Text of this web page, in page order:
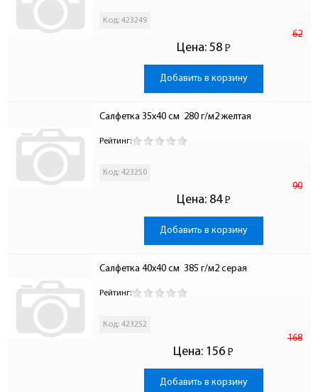
Код: 423249
Цена:
62
58 Р
-
Добавить в корзину
Салфетка 35х40 см  280 г/м2 желтая
Рейтинг:
Код: 423250
Цена:
90
84 Р
-
Добавить в корзину
Салфетка 40х40 см  385 г/м2 серая
Рейтинг:
Код: 423252
Цена:
168
156 Р
-
Добавить в корзину